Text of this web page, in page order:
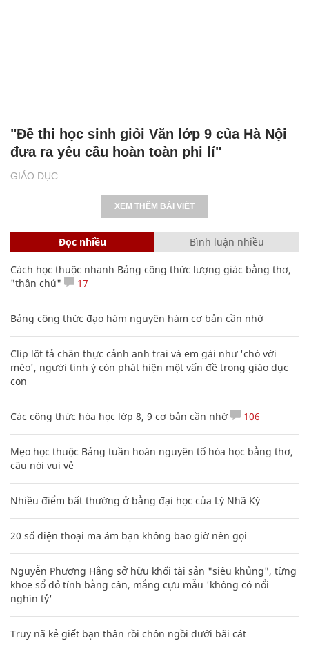
GIÁO DỤC
"Đề thi học sinh giỏi Văn lớp 9 của Hà Nội
đưa ra yêu cầu hoàn toàn phi lí"
XEM THÊM BÀI VIẾT
Đọc nhiều Bình luận nhiều
Cách học thuộc nhanh Bảng công thức lượng giác bằng thơ,
"thần chú"
17
Bảng công thức đạo hàm nguyên hàm cơ bản cần nhớ
Clip lột tả chân thực cảnh anh trai và em gái như 'chó với
mèo', người tinh ý còn phát hiện một vấn đề trong giáo dục
con
Các công thức hóa học lớp 8, 9 cơ bản cần nhớ 106
Mẹo học thuộc Bảng tuần hoàn nguyên tố hóa học bằng thơ,
câu nói vui vẻ
Nhiều điểm bất thường ở bằng đại học của Lý Nhã Kỳ
20 số điện thoại ma ám bạn không bao giờ nên gọi
Nguyễn Phương Hằng sở hữu khối tài sản "siêu khủng", từng
khoe sổ đỏ tính bằng cân, mắng cựu mẫu 'không có nổi
nghìn tỷ'
Truy nã kẻ giết bạn thân rồi chôn ngồi dưới bãi cát